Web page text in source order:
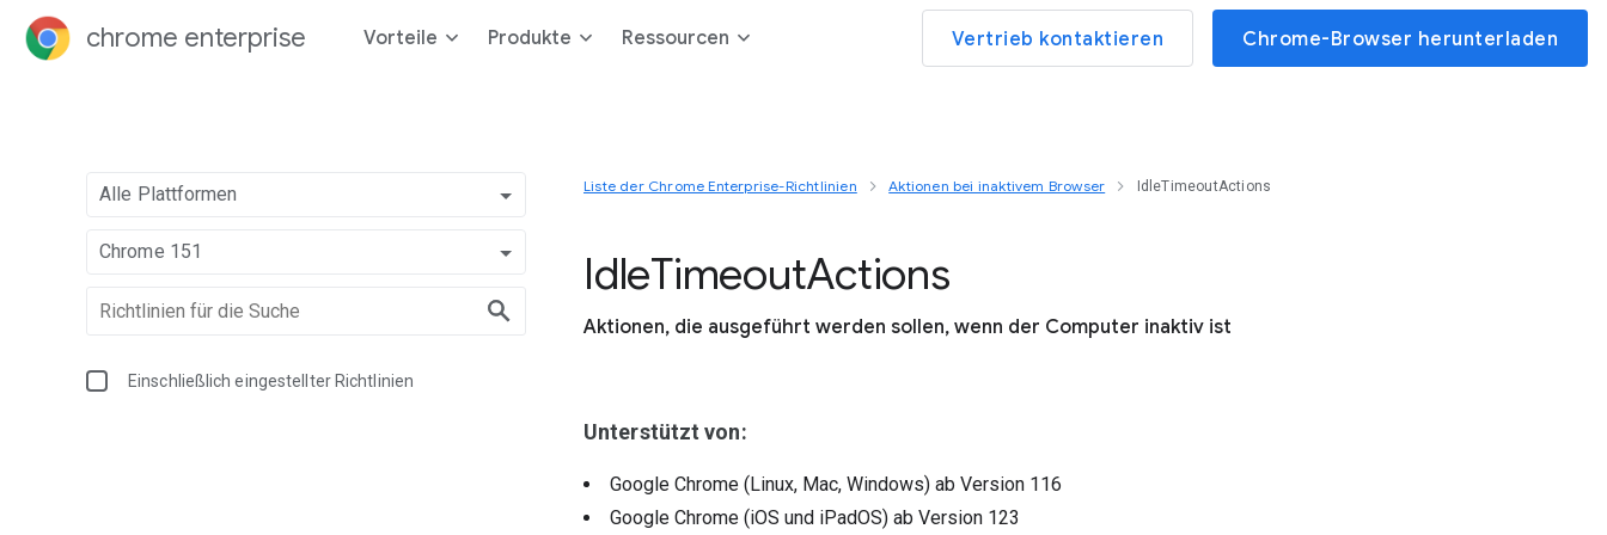
chrome enterprise Vorteile Produkte Ressourcen Vertrieb kontaktieren Chrome-Browser herunterladen
Alle Plattformen
Chrome 151
Einschließlich eingestellter Richtlinien
Liste der Chrome Enterprise-Richtlinien Aktionen bei inaktivem Browser IdleTimeoutActions
IdleTimeoutActions
Aktionen, die ausgeführt werden sollen, wenn der Computer inaktiv ist
Unterstützt von:
Google Chrome (Linux, Mac, Windows) ab Version 116
Google Chrome (iOS und iPadOS) ab Version 123